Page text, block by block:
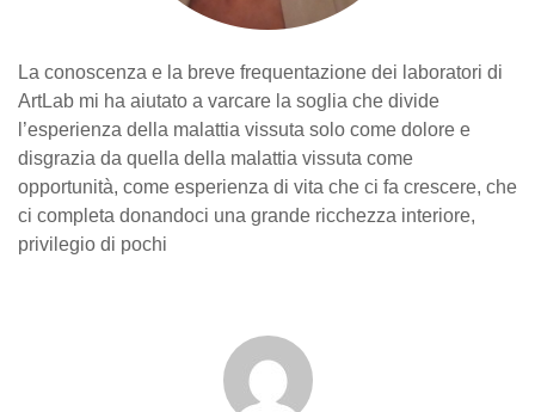
La conoscenza e la breve frequentazione dei laboratori di
ArtLab mi ha aiutato a varcare la soglia che divide
l’esperienza della malattia vissuta solo come dolore e
disgrazia da quella della malattia vissuta come
opportunità, come esperienza di vita che ci fa crescere, che
ci completa donandoci una grande ricchezza interiore,
privilegio di pochi